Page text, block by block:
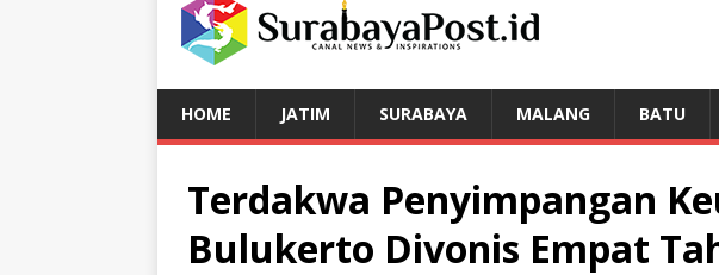
HOME JATIM SURABAYA MALANG BATU
Terdakwa Penyimpangan
Bulukerto Divonis Empat